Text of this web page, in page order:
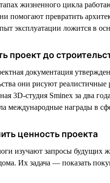
жизненного цикла
помогают превратить
эксплуатации ложится в
проект до
документация
они рисуют
3D-студия Sminex за два
международные награды в
ценность проекта
изучают запросы будущих
Их задача — показать